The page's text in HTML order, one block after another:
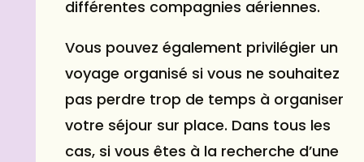
différentes compagnies aériennes.
Vous pouvez également privilégier un
voyage organisé si vous ne souhaitez
pas perdre trop de temps à organiser
votre séjour sur place. Dans tous les
cas, si vous êtes à la recherche d’une